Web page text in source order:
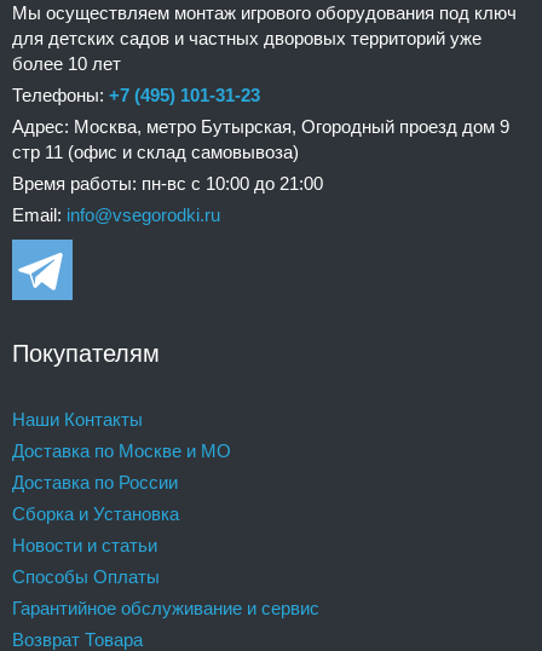
Мы осуществляем монтаж игрового оборудования под ключ
для детских садов и частных дворовых территорий уже
более 10 лет
Телефоны: +7 (495) 101-31-23
Адрес: Москва, метро Бутырская, Огородный проезд дом 9
стр 11 (офис и склад самовывоза)
Время работы: пн-вс с 10:00 до 21:00
Email: info@vsegorodki.ru
Покупателям
Наши Контакты
Доставка по Москве и МО
Доставка по России
Сборка и Установка
Новости и статьи
Способы Оплаты
Гарантийное обслуживание и сервис
Возврат Товара